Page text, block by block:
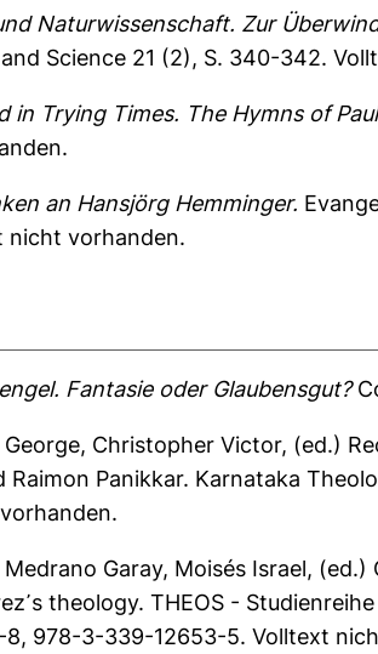
Naturwissenschaft. Zur
Science 21 (2), S. 340-342.
in Trying Times. The Hymns of
an Hansjörg Hemminger.
nicht vorhanden.
Fantasie oder Glaubensgut?
George, Christopher Victor, (ed.)
Panikkar. Karnataka
Medrano Garay, Moisés Israel, (ed.)
theology. THEOS -
978-3-339-12653-5. Volltext